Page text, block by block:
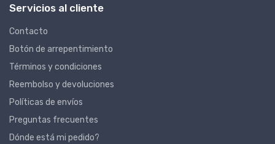
Servicios al cliente
Contacto
Botón de arrepentimiento
Términos y condiciones
Reembolso y devoluciones
Políticas de envíos
Preguntas frecuentes
Dónde está mi pedido?